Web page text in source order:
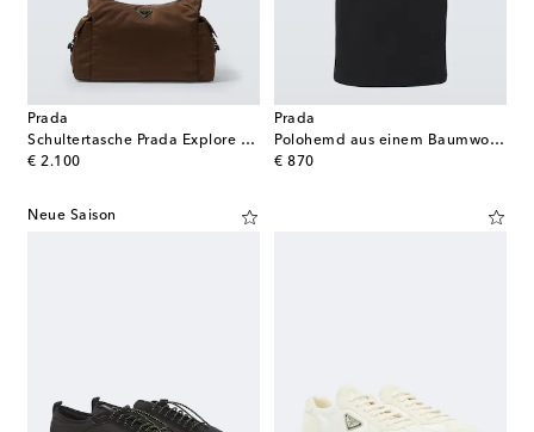
Prada
Schultertasche Prada Explore aus Re-Nylon
€ 2.100
original price
Prada
Polohemd aus einem Baumwollgemisch mit Re-Nylon
€ 870
original price
Neue Saison